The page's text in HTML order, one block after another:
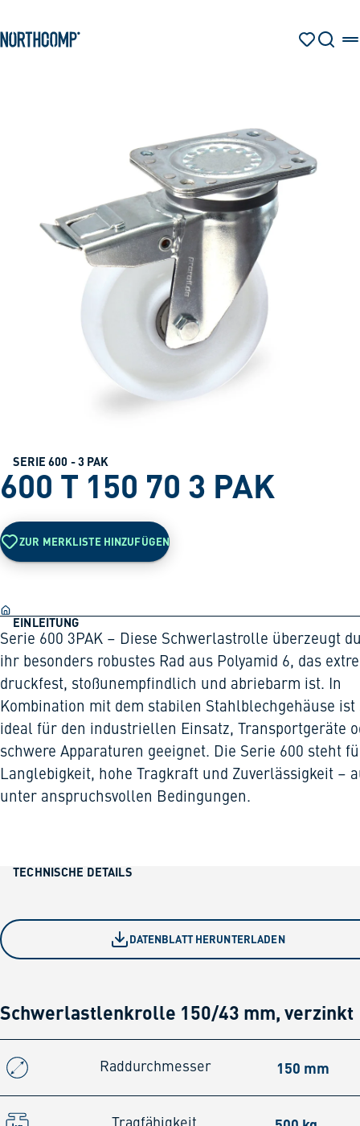
Zur Navigation springen
SUCHE
Sprache auswählen
DE
SERIE 600 - 3 PAK
600 T 150 70 3 PAK
ZUR MERKLISTE HINZUFÜGEN
EINLEITUNG
Serie 600 3PAK – Diese Schwerlastrolle überzeugt
ihr besonders robustes Rad aus Polyamid 6, das
druckfest, stoßunempfindlich und abriebarm ist. In
Kombination mit dem stabilen Stahlblechgehäuse ist
ideal für den industriellen Einsatz, Transportgeräte
schwere Apparaturen geeignet. Die Serie 600 steht
Langlebigkeit, hohe Tragkraft und Zuverlässigkeit –
unter anspruchsvollen Bedingungen.
TECHNISCHE DETAILS
DATENBLATT HERUNTERLADEN
Schwerlastlenkrolle 150/43 mm, verzinkt
Raddurchmesser 150 mm